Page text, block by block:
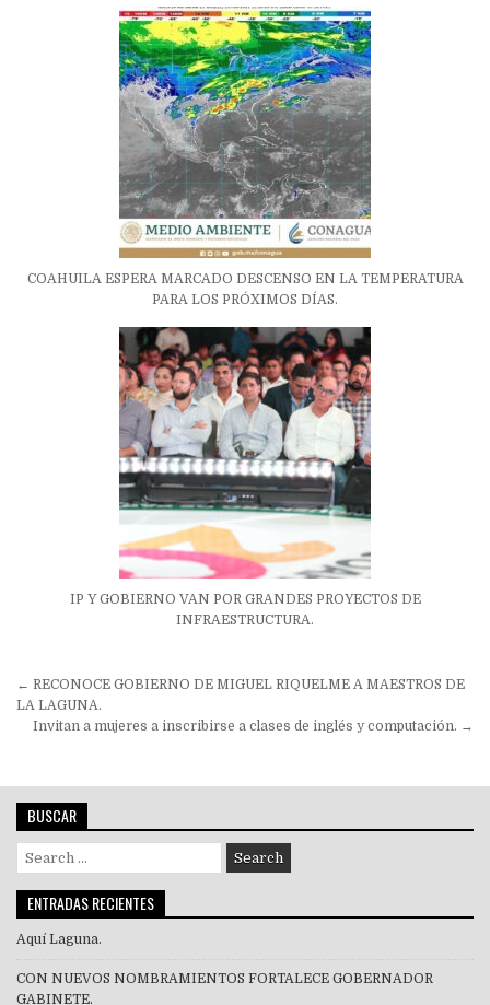
COAHUILA ESPERA MARCADO DESCENSO EN LA TEMPERATURA
PARA LOS PRÓXIMOS DÍAS.
IP Y GOBIERNO VAN POR GRANDES PROYECTOS DE
INFRAESTRUCTURA.
Navegación
de
entradas
← RECONOCE GOBIERNO DE MIGUEL RIQUELME A MAESTROS DE
LA LAGUNA.
Invitan a mujeres a inscribirse a clases de inglés y computación. →
BUSCAR
Search
for:
ENTRADAS RECIENTES
Aquí Laguna.
CON NUEVOS NOMBRAMIENTOS FORTALECE GOBERNADOR
GABINETE.